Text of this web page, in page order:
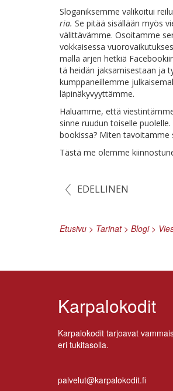
Slo­ga­nik­sem­me va­li­koi­tui
ria. Se pi­tää si­säl­lään myös
vä­lit­tä­väm­me. Osoi­tam­me
vok­kai­ses­sa
mal­la ar­jen het­kiä
tä hei­dän jak­sa­mi­ses­taan ja
kump­pa­neil­lem­me
läpinäkyvyyttämme.
Ha­luam­me, et­tä
sin­ne ruu­dun toi­sel­le
boo­kis­sa? Mi­ten ta­voi­tam­me
Täs­tä me olem­me
EDELLINEN
Etusivu > Tarinat> Blogi>
Karpalokodit
Kar­pa­lo­ko­dit tar­joa­vat
eri tukitasolla.
palvelut@karpalokodit.fi